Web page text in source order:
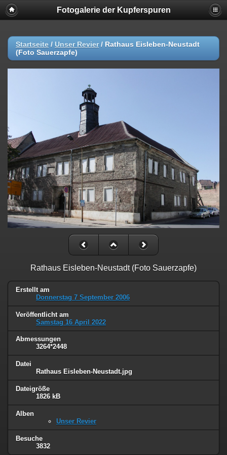
Fotogalerie der Kupferspuren
Startseite / Unser Revier/ Rathaus Eisleben-Neustadt
(Foto Sauerzapfe)
Rathaus Eisleben-Neustadt (Foto Sauerzapfe)
Erstellt am
Donnerstag 7 September 2006
Veröffentlicht am
Samstag 16 April 2022
Abmessungen
3264*2448
Datei
Rathaus Eisleben-Neustadt.jpg
Dateigröße
1826 kB
Alben
Unser Revier
Besuche
3832